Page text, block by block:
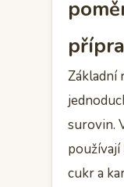
Základní
surovin.
cukr a